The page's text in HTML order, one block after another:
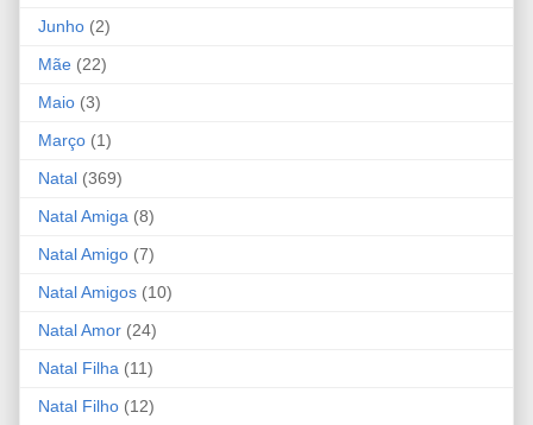
Junho (2)
Mãe (22)
Maio (3)
Março (1)
Natal (369)
Natal Amiga (8)
Natal Amigo (7)
Natal Amigos (10)
Natal Amor (24)
Natal Filha (11)
Natal Filho (12)